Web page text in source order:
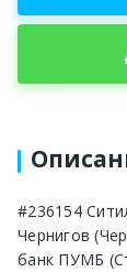
#236154
Чернигов
банк ПУМБ